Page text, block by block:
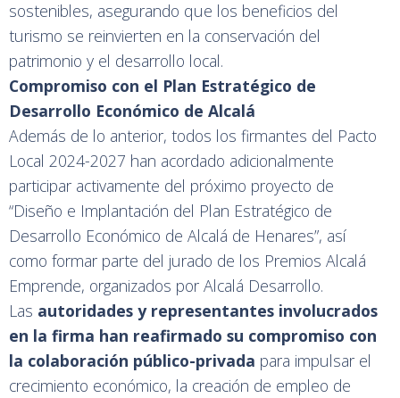
sostenibles, asegurando que los beneficios del
turismo se reinvierten en la conservación del
patrimonio y el desarrollo local.
Compromiso con el Plan Estratégico de
Desarrollo Económico de Alcalá
Además de lo anterior, todos los firmantes del Pacto
Local 2024-2027 han acordado adicionalmente
participar activamente del próximo proyecto de
“Diseño e Implantación del Plan Estratégico de
Desarrollo Económico de Alcalá de Henares”, así
como formar parte del jurado de los Premios Alcalá
Emprende, organizados por Alcalá Desarrollo.
Las autoridades y representantes involucrados
en la firma han reafirmado su compromiso con
la colaboración público-privada para impulsar el
crecimiento económico, la creación de empleo de